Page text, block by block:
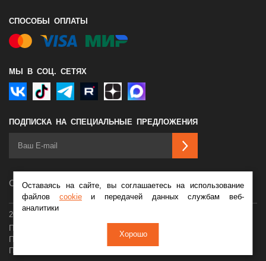
СПОСОБЫ ОПЛАТЫ
МЫ В СОЦ. СЕТЯХ
ПОДПИСКА НА СПЕЦИАЛЬНЫЕ ПРЕДЛОЖЕНИЯ
Сделано в
2026 © Мотосалон Байк Ленд
Оставаясь на сайте, вы соглашаетесь на использование
файлов cookieи передачей данных службам веб-
аналитики
Хорошо